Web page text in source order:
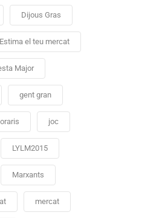
Dijous Gras
Estima el teu mercat
Major
gent gran
joc
LYLM2015
Marxants
mercat